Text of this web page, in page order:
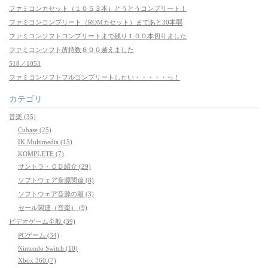
ファミコンカセット（１０５３本）とうとうコンプリート！
ファミコンコンプリート（ROMカセット）まであと30本弱
ファミコンソフトコンプリートまで残り１００本切りました
ファミコンソフト所持数８００越えました
518／1053
ファミコンソフトフルコンプリートしたい・・・・・っ！
カテゴリ
音楽 (35)
Cubase (25)
IK Multimedia (15)
KOMPLETE (7)
サントラ・ＣＤ紹介 (29)
ソフトウェア音源関連 (8)
ソフトウェア音源の箱 (3)
セール関連（音楽） (9)
ビデオゲーム全般 (39)
PCゲーム (34)
Nintendo Switch (10)
Xbox 360 (7)